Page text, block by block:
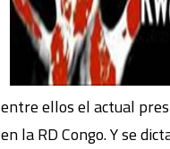
entre ellos el actual
en la RD Congo. Y se